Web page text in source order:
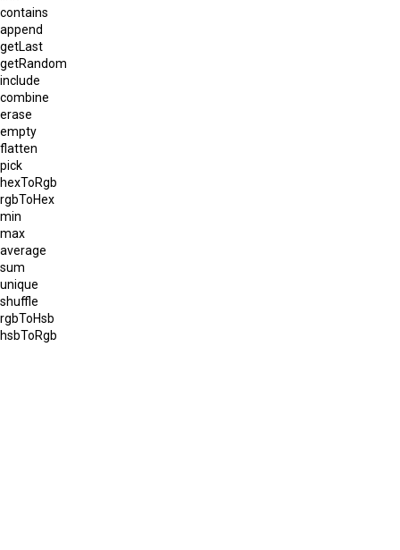
contains
append
getLast
getRandom
include
combine
erase
empty
flatten
pick
hexToRgb
rgbToHex
min
max
average
sum
unique
shuffle
rgbToHsb
hsbToRgb